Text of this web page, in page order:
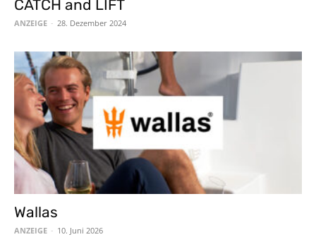
CATCH and LIFT
ANZEIGE - 28. Dezember 2024
Wallas
ANZEIGE - 10. Juni 2026